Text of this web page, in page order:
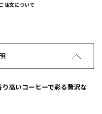
注文について
り高いコーヒーで彩る贅沢な